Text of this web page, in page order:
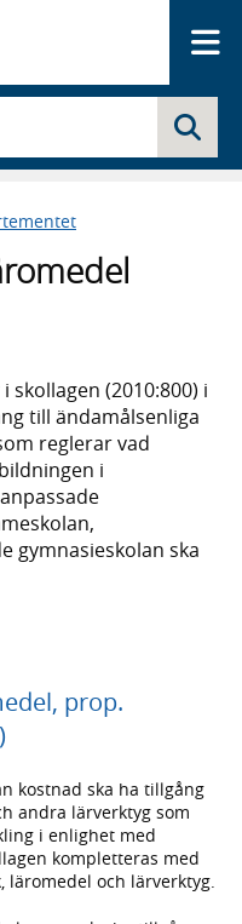
(2010:800) i
till ändamålsenliga
reglerar vad
i
gymnasieskolan ska
prop.
kostnad ska ha tillgång
andra lärverktyg som
i enlighet med
kompletteras med
och lärverktyg.